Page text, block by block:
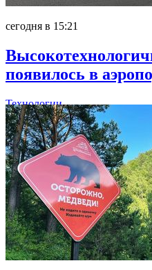
сегодня в 15:21
появилось в
Технологии